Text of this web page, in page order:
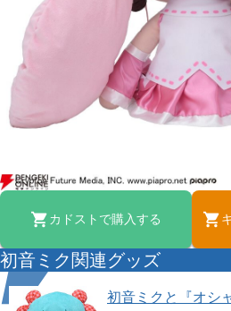
カドストで購入する
初音ミク関連グッズ
初音ミクと『オシ